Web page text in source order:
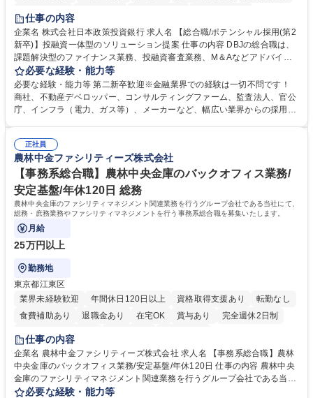
駅近5分以内
食事補助あり
託児所あり
仕事の内容
企業名 株式会社日本政策投資銀行 求人名 【総合職/ポテンシャル採用(第2
新卒)】投融資一体型のソリューション提案 仕事の内容 DBJの総合職は、
課題解決型のファイナンス業務、投融資審査業務、M＆Aなどアドバイザ
リー業務、地域戦略企画業務など、多様な業務に精通し、複数の専門性を
掛け合わせて広く社会に貢献していく職種です。 入社後は、横断的なロー
テーションを経て適性や専門性に応じたキャリアを形成していただきま
す。総合職として入社いただき、下記いずれかの部門でご活躍いただきま
ート・ナレッジ業務 ※それぞれの業務内容に関しては、別途その他労働条
件備考欄に記載 募集職種 【総合職/ポテンシャル採用(第2新卒)】投融資一
体型のソリューション提案
必要な経験・能力等
必要な経験・能力等 第二新卒歓迎※金融業界での経験は一切不問です！
商社、不動産デベロッパー、コンサルティングファーム、監査法人、官公
庁、インフラ（電力、ガス等）、メーカーなど、幅広い業界からの採用実
く高い志を併せもった人材を求めています。ポテンシャル採用（第2新
卒）では、金融業界での経験や知識を問いません。新たな時代を見据え
て、複雑化する社会課題の解決に向けて先鞭をつける役割を担いたい、と
いう気概をお持ちの方を心待ちにしています。 学歴・資格 学歴：大学院
大学 語学力： 資格：
正社員
農林中金ファシリティーズ株式会社
【事務系総合職】農林中央金庫のバックオフィス業務/
安定基盤/年休120日 総務
農林中央金庫のファシリティマネジメント関連業務を行うグループ会社である当社にて、
総務・庶務業務やファシリティマネジメントを行う事務系総合職を募集いたします。
月給
25万円以上
勤務地
東京都江東区
業界未経験歓迎
年間休日120日以上 資格取得支援あり
転勤なし
食費補助あり
退職金あり 在宅OK 賞与あり
完全週休2日制
インセンティブあり
仕事の内容
企業名 農林中金ファシリティーズ株式会社 求人名 【事務系総合職】農林
中央金庫のバックオフィス業務/安定基盤/年休120日 仕事の内容 農林中央
金庫のファシリティマネジメント関連業務を行うグループ会社である当社
にて、総務・庶務業務やファシリティマネジメントを行う事務系総合職を
必要な経験・能力等